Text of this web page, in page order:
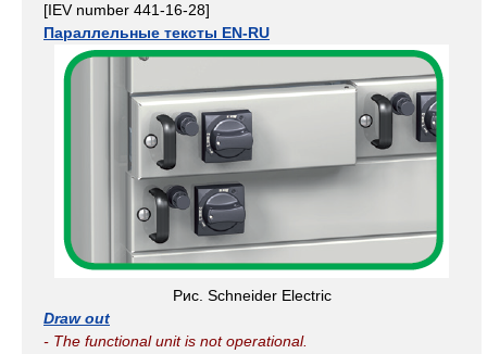
[IEV number 441-16-28]
Параллельные тексты EN-RU
Рис. Schneider Electric
Draw out
- The functional unit is not operational.